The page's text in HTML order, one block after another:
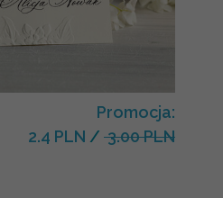
Promocja:
2.4 PLN / 3.00 PLN